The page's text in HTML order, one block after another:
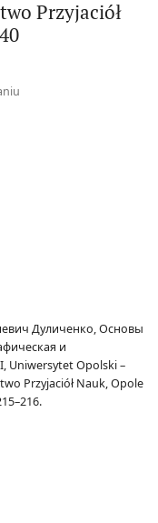
Przyjaciół
Дуличенко, Основы
и
Uniwersytet Opolski –
Przyjaciół Nauk, Opole